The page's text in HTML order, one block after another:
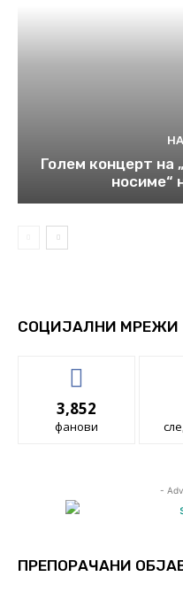
Голем концерт на
носиме“
СОЦИЈАЛНИ МРЕЖИ
3,852
фанови
-
ПРЕПОРАЧАНИ